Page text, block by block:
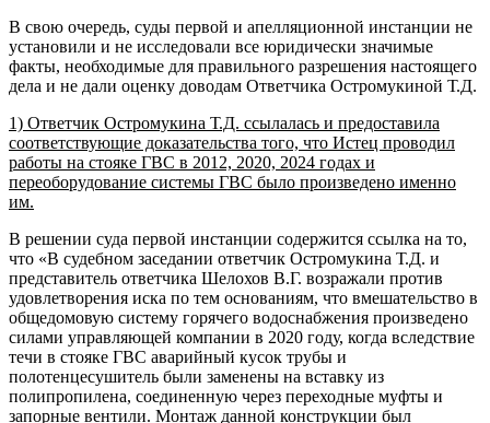
В свою очередь, суды первой и апелляционной инстанции не
установили и не исследовали все юридически значимые
факты, необходимые для правильного разрешения настоящего
дела и не дали оценку доводам Ответчика Остромукиной Т.Д.
1) Ответчик Остромукина Т.Д. ссылалась и предоставила
соответствующие доказательства того, что Истец проводил
работы на стояке ГВС в 2012, 2020, 2024 годах и
переоборудование системы ГВС было произведено именно
им.
В решении суда первой инстанции содержится ссылка на то,
что «В судебном заседании ответчик Остромукина Т.Д. и
представитель ответчика Шелохов В.Г. возражали против
удовлетворения иска по тем основаниям, что вмешательство в
общедомовую систему горячего водоснабжения произведено
силами управляющей компании в 2020 году, когда вследствие
течи в стояке ГВС аварийный кусок трубы и
полотенцесушитель были заменены на вставку из
полипропилена, соединенную через переходные муфты и
запорные вентили. Монтаж данной конструкции был